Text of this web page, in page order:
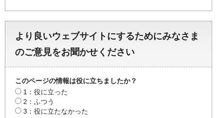
より良いウェブサイトにするためにみなさま
のご意見をお聞かせください
このページの情報は役に立ちましたか？
1：役に立った
2：ふつう
3：役に立たなかった